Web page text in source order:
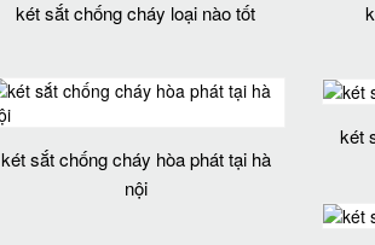
két sắt chống cháy loại nào tốt
két sắt chống cháy hòa phát tại hà
nội
két